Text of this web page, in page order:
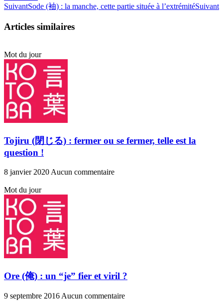
SuivantSode (袖) : la manche, cette partie située à l’extrémitéSuivant
Articles similaires
Mot du jour
Tojiru (閉じる) : fermer ou se fermer, telle est la
question !
8 janvier 2020 Aucun commentaire
Mot du jour
Ore (俺) : un “je” fier et viril ?
9 septembre 2016 Aucun commentaire